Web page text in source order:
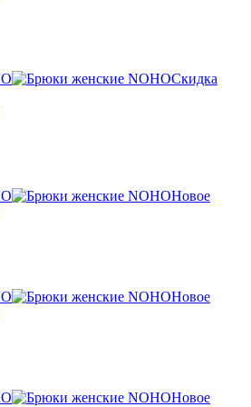
Скидка
Новое
Новое
Новое